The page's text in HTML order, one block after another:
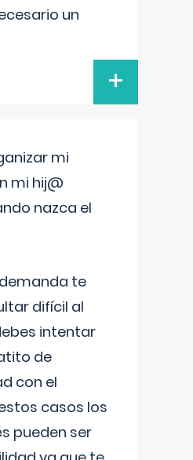
un
+
mi
mi hij@
nazca el
te
difícil al
intentar
de
con el
casos los
pueden ser